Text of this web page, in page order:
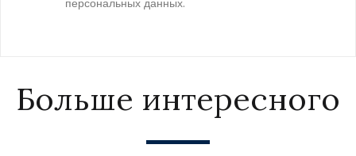
персональных данных.
Больше интересного